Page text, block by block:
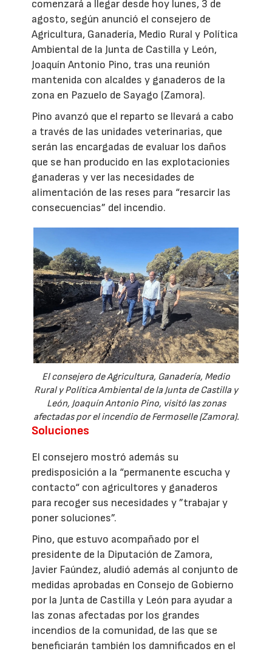
comenzará a llegar desde hoy lunes, 3 de
agosto, según anunció el consejero de
Agricultura, Ganadería, Medio Rural y Política
Ambiental de la Junta de Castilla y León,
Joaquín Antonio Pino, tras una reunión
mantenida con alcaldes y ganaderos de la
zona en Pazuelo de Sayago (Zamora).
Pino avanzó que el reparto se llevará a cabo
a través de las unidades veterinarias, que
serán las encargadas de evaluar los daños
que se han producido en las explotacionies
ganaderas y ver las necesidades de
alimentación de las reses para “resarcir las
consecuencias” del incendio.
El consejero de Agricultura, Ganadería, Medio
Rural y Política Ambiental de la Junta de Castilla y
León, Joaquín Antonio Pino, visitó las zonas
afectadas por el incendio de Fermoselle (Zamora).
Soluciones
El consejero mostró además su
predisposición a la “permanente escucha y
contacto“ con agricultores y ganaderos
para recoger sus necesidades y ”trabajar y
poner soluciones”.
Pino, que estuvo acompañado por el
presidente de la Diputación de Zamora,
Javier Faúndez, aludió además al conjunto de
medidas aprobadas en Consejo de Gobierno
por la Junta de Castilla y León para ayudar a
las zonas afectadas por los grandes
incendios de la comunidad, de las que se
beneficiarán también los damnificados en el